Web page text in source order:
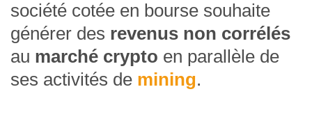
société cotée en bourse souhaite
générer des revenus non corrélés
au marché crypto en parallèle de
ses activités de mining.